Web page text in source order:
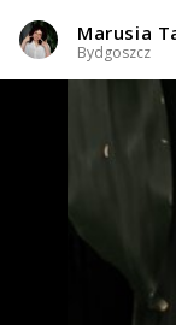
Styl tatuażu
Black
Lettering /
Marusia
Bydgoszcz